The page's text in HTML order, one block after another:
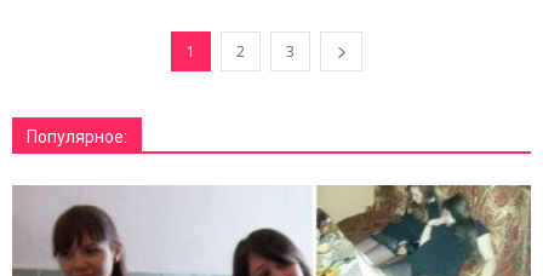
1 2 3
Популярное: